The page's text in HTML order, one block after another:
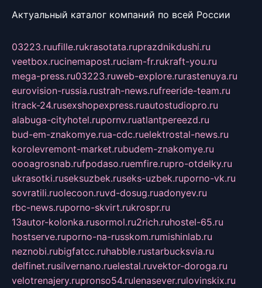
Актуальный каталог компаний по всей России
03223.ruufille.rukrasotata.ruprazdnikdushi.ru
veetbox.rucinemapost.ruciam-fr.rukraft-you.ru
mega-press.ru03223.ruweb-explore.rurastenuya.ru
eurovision-russia.rustrah-news.rufreeride-team.ru
itrack-24.rusexshopexpress.ruautostudiopro.ru
alabuga-cityhotel.rupornv.ruatlantpereezd.ru
bud-em-znakomye.rua-cdc.ruelektrostal-news.ru
korolevremont-market.rubudem-znakomye.ru
oooagrosnab.rufpodaso.ruemfire.rupro-otdelky.ru
ukrasotki.ruseksuzbek.ruseks-uzbek.ruporno-vk.ru
sovratili.ruolecoon.ruvd-dosug.ruadonyev.ru
rbc-news.ruporno-skvirt.rukrospr.ru
13autor-kolonka.rusormol.ru2rich.ruhostel-65.ru
hostserve.ruporno-na-russkom.rumishinlab.ru
neznobi.rubigfatcc.ruhabble.rustarbucksvia.ru
delfinet.rusilvernano.ruelestal.ruvektor-doroga.ru
velotrenajery.rupronso54.rulenasever.rulovinskix.ru